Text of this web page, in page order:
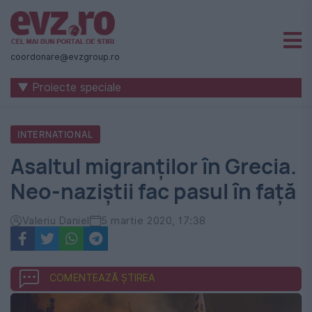
Știri
naționale
internaționale
România
-
Evenimentul
Zilei
coordonare@evzgroup.ro
▼ Proiecte speciale
INTERNATIONAL
Asaltul migranților în Grecia.
Neo-naziștii fac pasul în față
Valeriu Daniel 5 martie 2020, 17:38
COMENTEAZĂ ȘTIREA